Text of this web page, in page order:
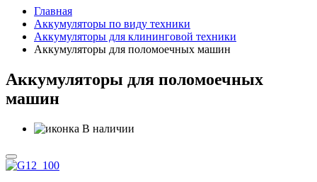
Главная
Аккумуляторы по виду техники
Аккумуляторы для клининговой техники
Аккумуляторы для поломоечных машин
Аккумуляторы для поломоечных
машин
В наличии